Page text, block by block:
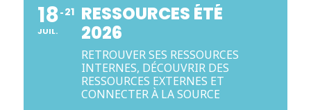
18
JUIL.
21 RESSOURCES ÉTÉ
2026
RETROUVER SES RESSOURCES
INTERNES, DÉCOUVRIR DES
RESSOURCES EXTERNES ET
CONNECTER À LA SOURCE